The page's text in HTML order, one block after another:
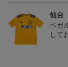
仙台
ベガ
して